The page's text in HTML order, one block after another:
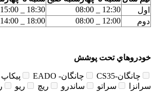
اول
12:30 _ 08:00
18:30 _ 15:00
دوم
12:00 _ 08:00
18:00 _ 14:00
خودروهاي تحت پوشش
چانگان-CS35 چانگان- EADO پيكاپ
سرانزا
سراتو ساندرو ريچ ريو